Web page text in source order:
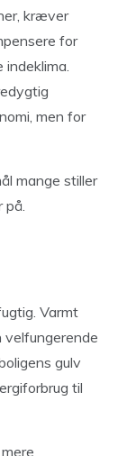
kræver
for
indeklima.
men for
mange stiller
på.
Varmt
velfungerende
gulv
til